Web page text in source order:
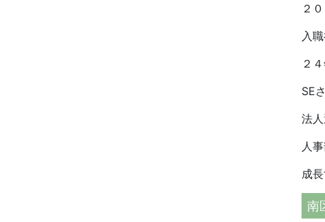
２
入
２
SE
法
人
成
南